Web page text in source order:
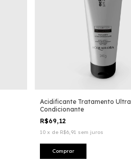
Acidificante Tratamento Ultra
Condicionante
R$69,12
10 x de R$6,91 sem juros